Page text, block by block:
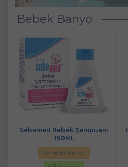
Bebek Banyo
Sebamed Bebek Şampuanı
150ML
Ücretsiz Kargo